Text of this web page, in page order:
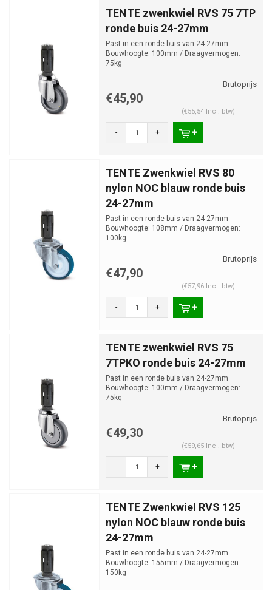
TENTE zwenkwiel RVS 75 7TP
ronde buis 24-27mm
Past in een ronde buis van 24-27mm
Bouwhoogte: 100mm / Draagvermogen:
75kg
€45,90
(€55,54 Incl. btw)
- +
TENTE Zwenkwiel RVS 80
nylon NOC blauw ronde buis
24-27mm
Past in een ronde buis van 24-27mm
Bouwhoogte: 108mm / Draagvermogen:
100kg
€47,90
(€57,96 Incl. btw)
- +
TENTE zwenkwiel RVS 75
7TPKO ronde buis 24-27mm
Past in een ronde buis van 24-27mm
Bouwhoogte: 100mm / Draagvermogen:
75kg
€49,30
(€59,65 Incl. btw)
- +
TENTE Zwenkwiel RVS 125
nylon NOC blauw ronde buis
24-27mm
Past in een ronde buis van 24-27mm
Bouwhoogte: 155mm / Draagvermogen:
150kg